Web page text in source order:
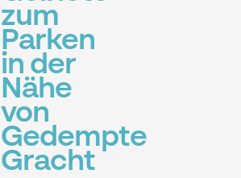
zum
Parken
in der
Nähe
von
Gedempte
Gracht